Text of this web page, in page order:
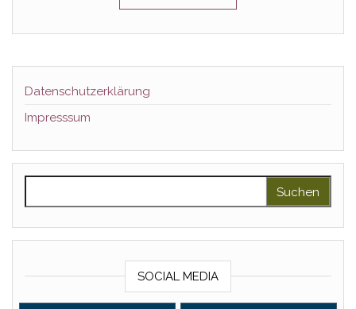
Datenschutzerklärung
Impresssum
SOCIAL MEDIA